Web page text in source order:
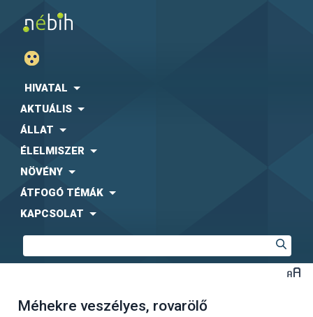
HIVATAL
AKTUÁLIS
ÁLLAT
ÉLELMISZER
NÖVÉNY
ÁTFOGÓ TÉMÁK
KAPCSOLAT
Méhekre veszélyes, rovarölő